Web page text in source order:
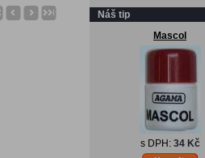
Náš tip
Mascol
s DPH: 34 Kč